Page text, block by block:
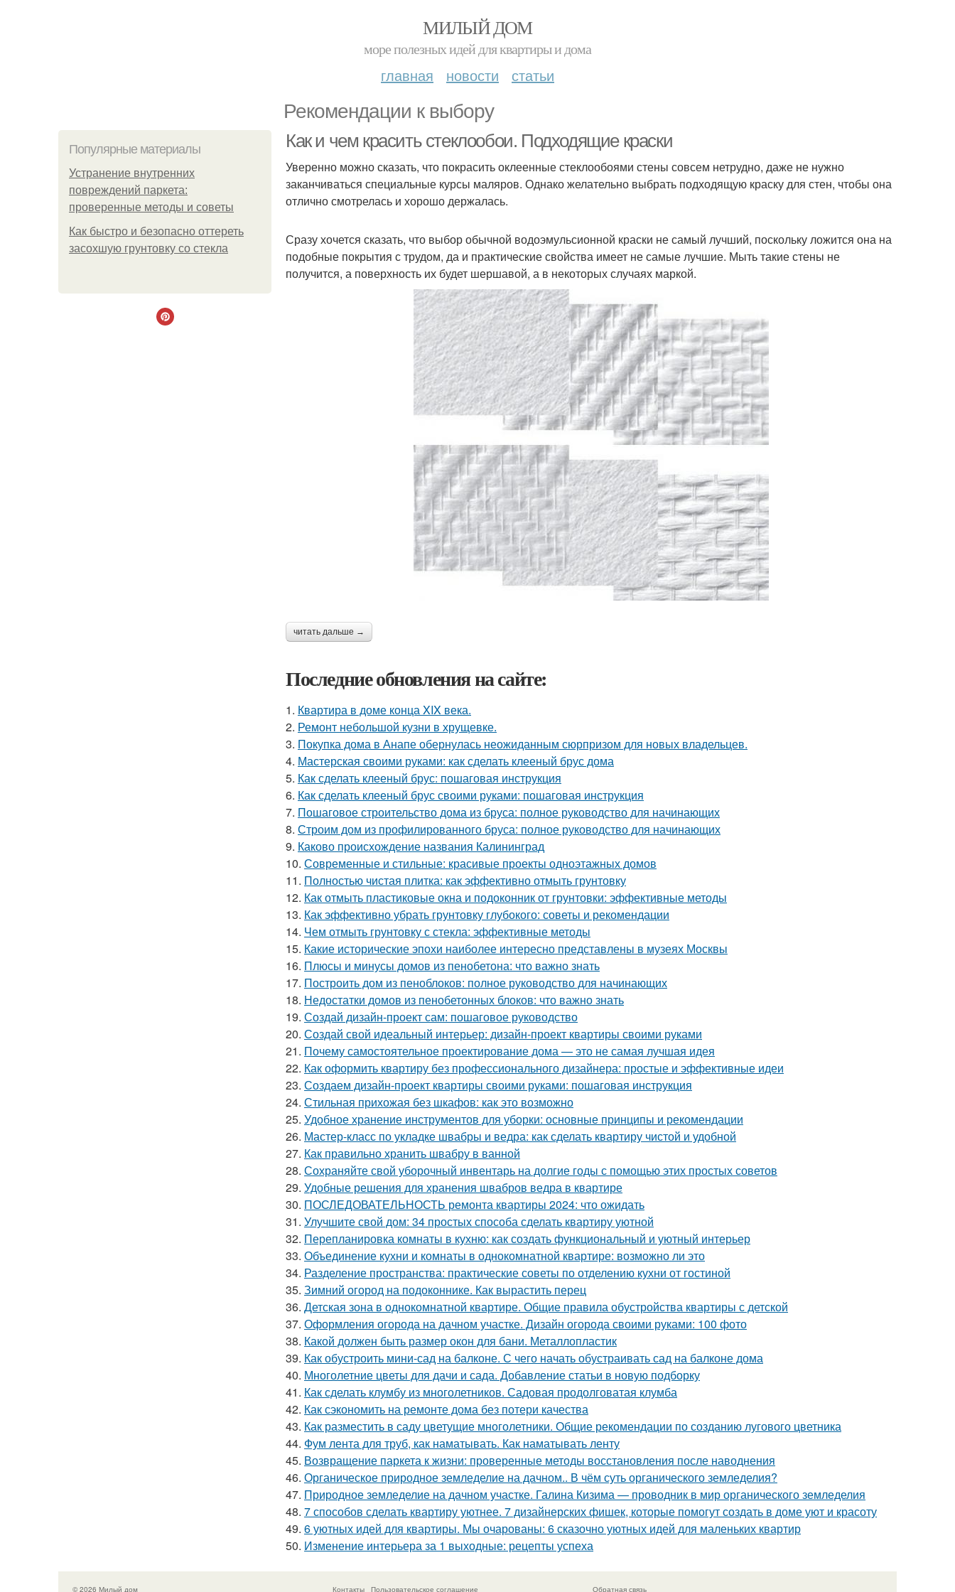
МИЛЫЙ ДОМ
море полезных идей для квартиры и дома
главная новости статьи
Рекомендации к выбору
Популярные материалы
Устранение внутренних
повреждений паркета:
проверенные методы и советы
Как быстро и безопасно оттереть
засохшую грунтовку со стекла
Как и чем красить стеклообои. Подходящие краски
Уверенно можно сказать, что покрасить оклеенные стеклообоями стены совсем нетрудно, даже не нужно
заканчиваться специальные курсы маляров. Однако желательно выбрать подходящую краску для стен, чтобы она
отлично смотрелась и хорошо держалась.
Сразу хочется сказать, что выбор обычной водоэмульсионной краски не самый лучший, поскольку ложится она на
подобные покрытия с трудом, да и практические свойства имеет не самые лучшие. Мыть такие стены не
получится, а поверхность их будет шершавой, а в некоторых случаях маркой.
читать дальше →
Последние обновления на сайте:
1. Квартира в доме конца XIX века.
2. Ремонт небольшой кузни в хрущевке.
3. Покупка дома в Анапе обернулась неожиданным сюрпризом для новых владельцев.
4. Мастерская своими руками: как сделать клееный брус дома
5. Как сделать клееный брус: пошаговая инструкция
6. Как сделать клееный брус своими руками: пошаговая инструкция
7. Пошаговое строительство дома из бруса: полное руководство для начинающих
8. Строим дом из профилированного бруса: полное руководство для начинающих
9. Каково происхождение названия Калининград
10. Современные и стильные: красивые проекты одноэтажных домов
11. Полностью чистая плитка: как эффективно отмыть грунтовку
12. Как отмыть пластиковые окна и подоконник от грунтовки: эффективные методы
13. Как эффективно убрать грунтовку глубокого: советы и рекомендации
14. Чем отмыть грунтовку с стекла: эффективные методы
15. Какие исторические эпохи наиболее интересно представлены в музеях Москвы
16. Плюсы и минусы домов из пенобетона: что важно знать
17. Построить дом из пеноблоков: полное руководство для начинающих
18. Недостатки домов из пенобетонных блоков: что важно знать
19. Создай дизайн-проект сам: пошаговое руководство
20. Создай свой идеальный интерьер: дизайн-проект квартиры своими руками
21. Почему самостоятельное проектирование дома — это не самая лучшая идея
22. Как оформить квартиру без профессионального дизайнера: простые и эффективные идеи
23. Создаем дизайн-проект квартиры своими руками: пошаговая инструкция
24. Стильная прихожая без шкафов: как это возможно
25. Удобное хранение инструментов для уборки: основные принципы и рекомендации
26. Мастер-класс по укладке швабры и ведра: как сделать квартиру чистой и удобной
27. Как правильно хранить швабру в ванной
28. Сохраняйте свой уборочный инвентарь на долгие годы с помощью этих простых советов
29. Удобные решения для хранения швабров ведра в квартире
30. ПОСЛЕДОВАТЕЛЬНОСТЬ ремонта квартиры 2024: что ожидать
31. Улучшите свой дом: 34 простых способа сделать квартиру уютной
32. Перепланировка комнаты в кухню: как создать функциональный и уютный интерьер
33. Объединение кухни и комнаты в однокомнатной квартире: возможно ли это
34. Разделение пространства: практические советы по отделению кухни от гостиной
35. Зимний огород на подоконнике. Как вырастить перец
36. Детская зона в однокомнатной квартире. Общие правила обустройства квартиры с детской
37. Оформления огорода на дачном участке. Дизайн огорода своими руками: 100 фото
38. Какой должен быть размер окон для бани. Металлопластик
39. Как обустроить мини-сад на балконе. С чего начать обустраивать сад на балконе дома
40. Многолетние цветы для дачи и сада. Добавление статьи в новую подборку
41. Как сделать клумбу из многолетников. Садовая продолговатая клумба
42. Как сэкономить на ремонте дома без потери качества
43. Как разместить в саду цветущие многолетники. Общие рекомендации по созданию лугового цветника
44. Фум лента для труб, как наматывать. Как наматывать ленту
45. Возвращение паркета к жизни: проверенные методы восстановления после наводнения
46. Органическое природное земледелие на дачном.. В чём суть органического земледелия?
47. Природное земледелие на дачном участке. Галина Кизима — проводник в мир органического земледелия
48. 7 способов сделать квартиру уютнее. 7 дизайнерских фишек, которые помогут создать в доме уют и красоту
49. 6 уютных идей для квартиры. Мы очарованы: 6 сказочно уютных идей для маленьких квартир
50. Изменение интерьера за 1 выходные: рецепты успеха
© 2026 Милый дом Контакты Пользовательское соглашение Обратная связь